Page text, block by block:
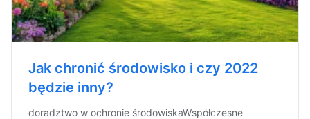
Jak chronić środowisko i czy 2022
będzie inny?
doradztwo w ochronie środowiskaWspółczesne